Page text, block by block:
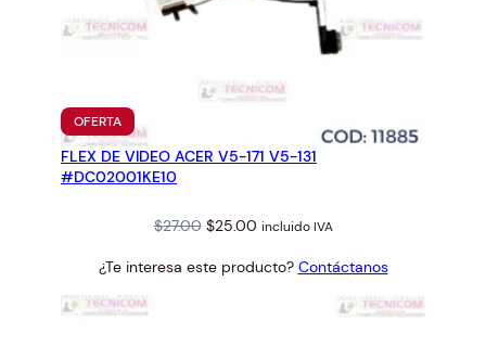
OFERTAPRODUCTO
EN
OFERTA
FLEX DE VIDEO ACER V5-171 V5-131
#DC02001KE10
$27.00 Original
was:
$25.00Current
is:
incluido IVA
¿Te interesa este producto? Contáctanos